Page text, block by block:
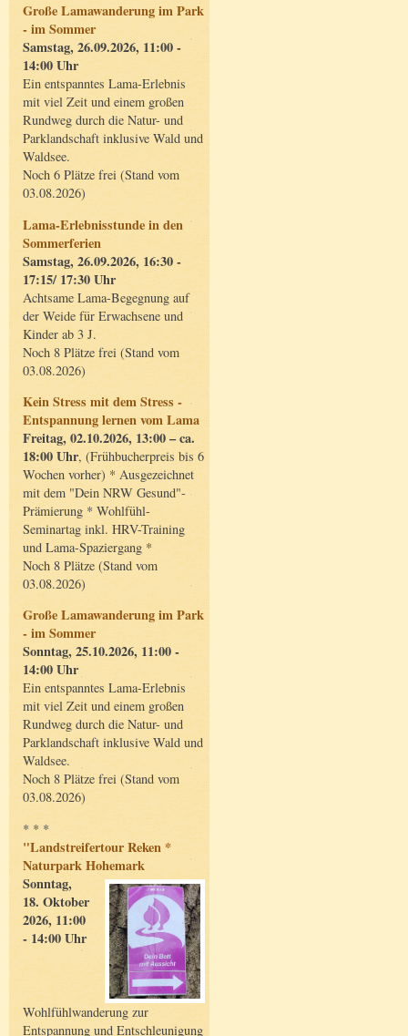
Große Lamawanderung im Park
- im Sommer
Samstag, 26.09.2026, 11:00 -
14:00 Uhr
Ein entspanntes Lama-Erlebnis
mit viel Zeit und einem großen
Rundweg durch die Natur- und
Parklandschaft inklusive Wald und
Waldsee.
Noch 6 Plätze frei (Stand vom
03.08.2026)
Lama-Erlebnisstunde in den
Sommerferien
Samstag, 26.09.2026, 16:30 -
17:15/ 17:30 Uhr
Achtsame Lama-Begegnung auf
der Weide für Erwachsene und
Kinder ab 3 J.
Noch 8 Plätze frei (Stand vom
03.08.2026)
Kein Stress mit dem Stress -
Entspannung lernen vom Lama
Freitag, 02.10.2026, 13:00 – ca.
18:00 Uhr, (Frühbucherpreis bis 6
Wochen vorher) * Ausgezeichnet
mit dem "Dein NRW Gesund"-
Prämierung * Wohlfühl-
Seminartag inkl. HRV-Training
und Lama-Spaziergang *
Noch 8 Plätze (Stand vom
03.08.2026)
Große Lamawanderung im Park
- im Sommer
Sonntag, 25.10.2026, 11:00 -
14:00 Uhr
Ein entspanntes Lama-Erlebnis
mit viel Zeit und einem großen
Rundweg durch die Natur- und
Parklandschaft inklusive Wald und
Waldsee.
Noch 8 Plätze frei (Stand vom
03.08.2026)
* * *
"Landstreifertour Reken *
Naturpark Hohemark
Sonntag,
18. Oktober
2026, 11:00
- 14:00 Uhr
Wohlfühlwanderung zur
Entspannung und Entschleunigung